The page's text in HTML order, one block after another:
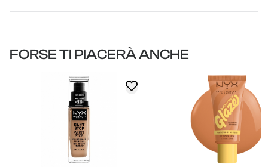
FORSE TI PIACERÀ ANCHE